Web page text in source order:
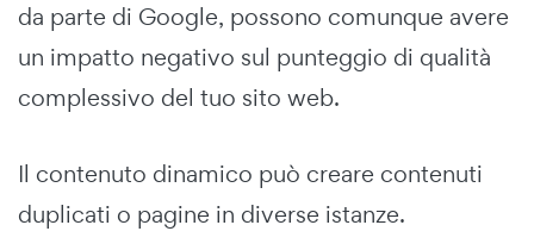
da parte di Google, possono comunque avere
un impatto negativo sul punteggio di qualità
complessivo del tuo sito web.
Il contenuto dinamico può creare contenuti
duplicati o pagine in diverse istanze.